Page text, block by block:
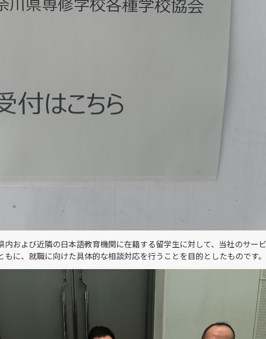
および近隣の日本語教育機関に在籍する留学生に対して、当社のサービ
に、就職に向けた具体的な相談対応を行うことを目的としたものです。